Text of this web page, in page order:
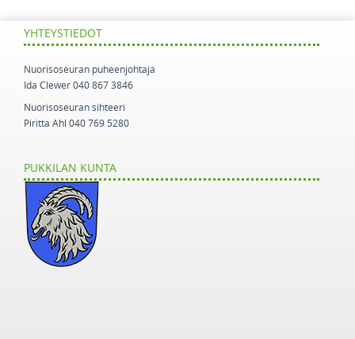
YHTEYSTIEDOT
Nuorisoseuran puheenjohtaja
Ida Clewer 040 867 3846
Nuorisoseuran sihteeri
Piritta Ahl 040 769 5280
PUKKILAN KUNTA